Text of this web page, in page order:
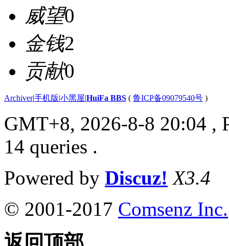
威望0
金钱2
贡献0
Archiver|手机版|小黑屋|HuiFa BBS ( 鲁ICP备09079540号 )
GMT+8, 2026-8-8 20:04 ,
14 queries .
Powered by Discuz! X3.4
© 2001-2017 Comsenz Inc.